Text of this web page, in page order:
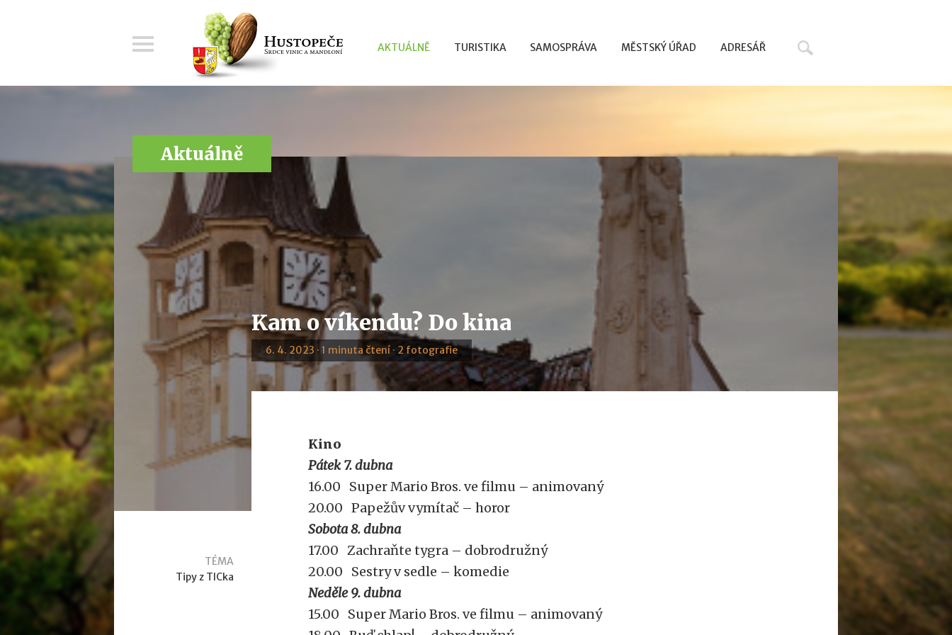
AKTUÁLNĚ TURISTIKA SAMOSPRÁVA MĚSTSKÝ ÚŘAD ADRESÁŘ
Aktuálně
Kam o víkendu? Do kina
6. 4. 2023 · 1 minuta čtení · 2 fotografie
TÉMA
Tipy z TICka
Kino
Pátek 7. dubna
16.00 Super Mario Bros. ve filmu – animovaný
20.00 Papežův vymítač – horor
Sobota 8. dubna
17.00 Zachraňte tygra – dobrodružný
20.00 Sestry v sedle – komedie
Neděle 9. dubna
15.00 Super Mario Bros. ve filmu – animovaný